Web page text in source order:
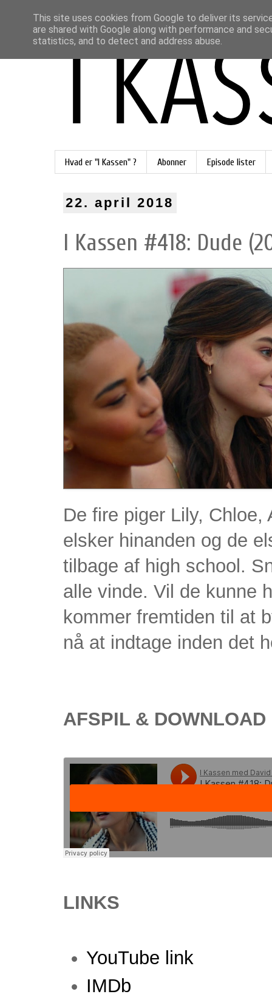
Hvad er "I Kassen" ? Abonner Episode lister
22. april 2018
I Kassen #418: Dude
De fire piger Lily,
elsker hinanden og de
tilbage af high school.
alle vinde. Vil de kunne
kommer fremtiden til at
nå at indtage inden det
AFSPIL & DOWNLOAD
LINKS
YouTube link
IMDb
This site uses cookies from Google to deliver its
are shared with Google along with performance and
statistics, and to detect and address abuse.